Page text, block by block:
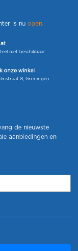
is nu open.
niet beschikbaar
onze winkel
8, Groningen
de nieuwste
aanbiedingen en